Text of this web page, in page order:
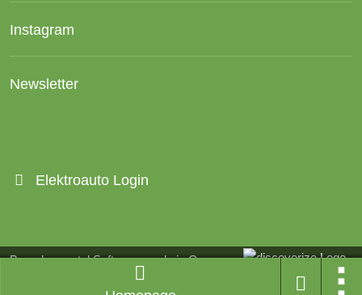
Instagram
Newsletter
Elektroauto Login
Branchenportal Software made in Germany